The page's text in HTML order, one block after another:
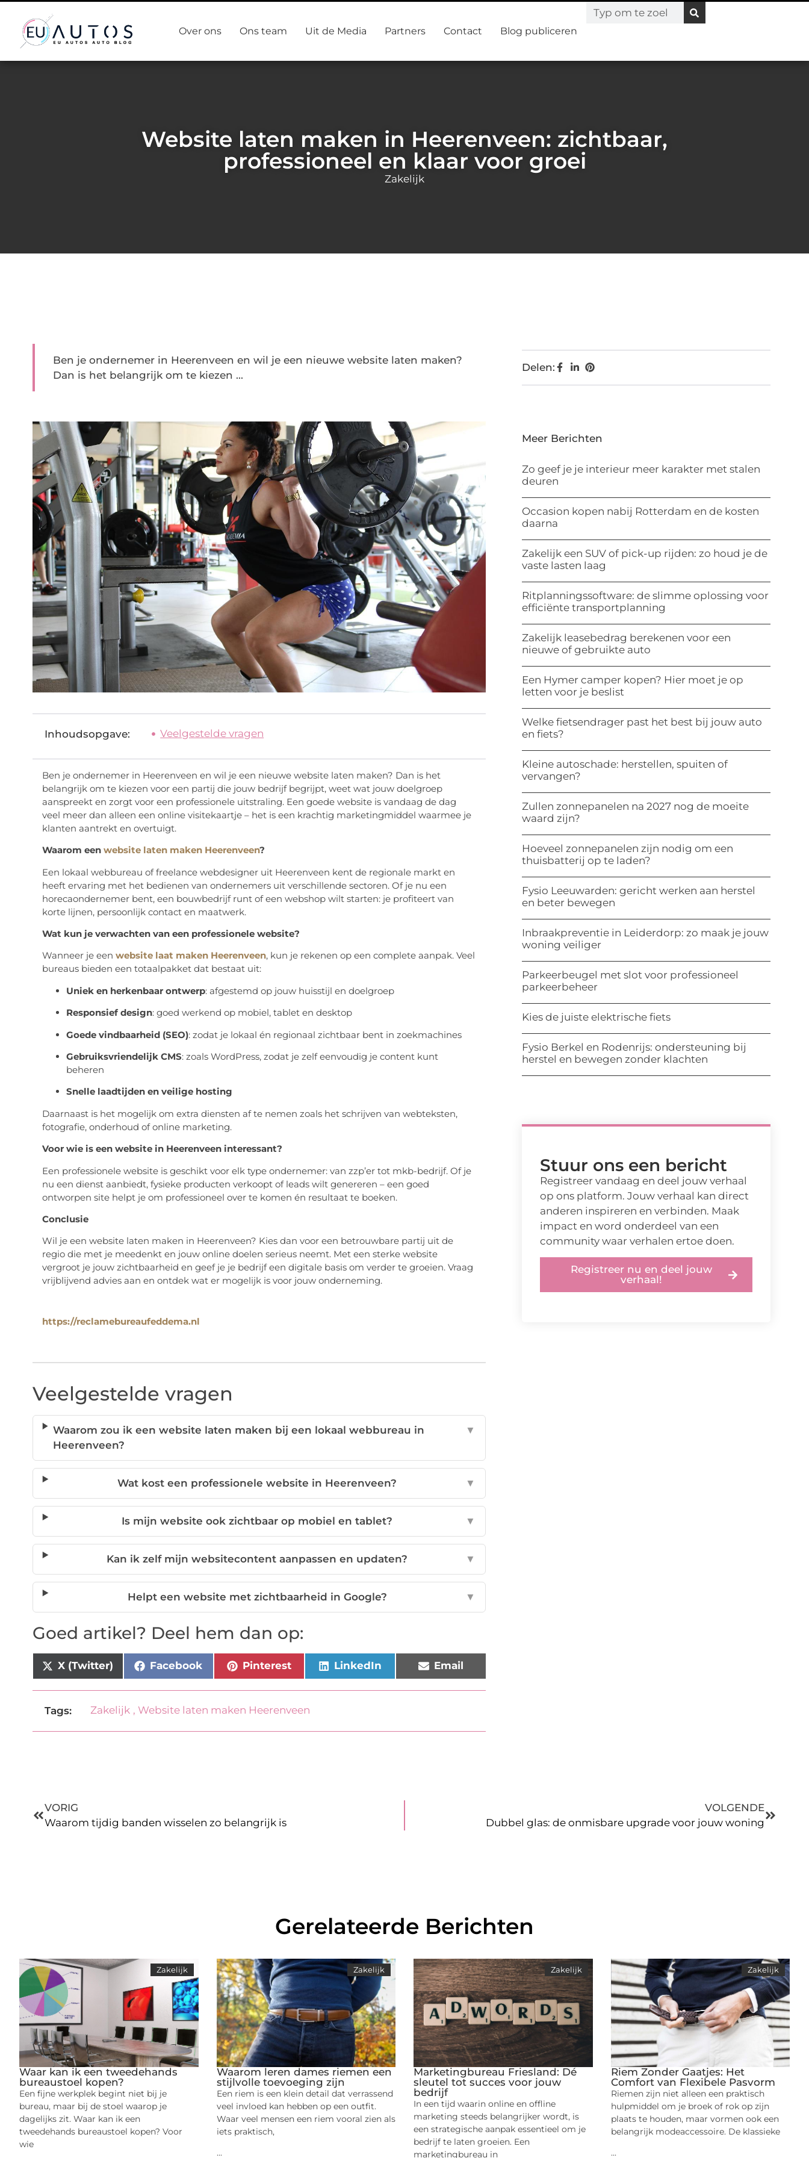
Over ons Ons team Uit de Media Partners Contact Blog publiceren
Website laten maken in Heerenveen: zichtbaar,
professioneel en klaar voor groei
Zakelijk
Ben je ondernemer in Heerenveen en wil je een nieuwe website laten maken?
Dan is het belangrijk om te kiezen ...
Inhoudsopgave: Veelgestelde vragen
Ben je ondernemer in Heerenveen en wil je een nieuwe website laten maken? Dan is het
belangrijk om te kiezen voor een partij die jouw bedrijf begrijpt, weet wat jouw doelgroep
aanspreekt en zorgt voor een professionele uitstraling. Een goede website is vandaag de dag
veel meer dan alleen een online visitekaartje – het is een krachtig marketingmiddel waarmee je
klanten aantrekt en overtuigt.
Waarom een website laten maken Heerenveen?
Een lokaal webbureau of freelance webdesigner uit Heerenveen kent de regionale markt en
heeft ervaring met het bedienen van ondernemers uit verschillende sectoren. Of je nu een
horecaondernemer bent, een bouwbedrijf runt of een webshop wilt starten: je profiteert van
korte lijnen, persoonlijk contact en maatwerk.
Wat kun je verwachten van een professionele website?
Wanneer je een website laat maken Heerenveen, kun je rekenen op een complete aanpak. Veel
bureaus bieden een totaalpakket dat bestaat uit:
Uniek en herkenbaar ontwerp: afgestemd op jouw huisstijl en doelgroep
Responsief design: goed werkend op mobiel, tablet en desktop
Goede vindbaarheid (SEO): zodat je lokaal én regionaal zichtbaar bent in zoekmachines
Gebruiksvriendelijk CMS: zoals WordPress, zodat je zelf eenvoudig je content kunt
beheren
Snelle laadtijden en veilige hosting
Daarnaast is het mogelijk om extra diensten af te nemen zoals het schrijven van webteksten,
fotografie, onderhoud of online marketing.
Voor wie is een website in Heerenveen interessant?
Een professionele website is geschikt voor elk type ondernemer: van zzp’er tot mkb-bedrijf. Of je
nu een dienst aanbiedt, fysieke producten verkoopt of leads wilt genereren – een goed
ontworpen site helpt je om professioneel over te komen én resultaat te boeken.
Conclusie
Wil je een website laten maken in Heerenveen? Kies dan voor een betrouwbare partij uit de
regio die met je meedenkt en jouw online doelen serieus neemt. Met een sterke website
vergroot je jouw zichtbaarheid en geef je je bedrijf een digitale basis om verder te groeien. Vraag
vrijblijvend advies aan en ontdek wat er mogelijk is voor jouw onderneming.
https://reclamebureaufeddema.nl
Veelgestelde vragen
Waarom zou ik een website laten maken bij een lokaal webbureau in
Heerenveen?
▼
Wat kost een professionele website in Heerenveen? ▼
Is mijn website ook zichtbaar op mobiel en tablet? ▼
Kan ik zelf mijn websitecontent aanpassen en updaten? ▼
Helpt een website met zichtbaarheid in Google? ▼
Goed artikel? Deel hem dan op:
X (Twitter) Facebook Pinterest LinkedIn Email
Tags: Zakelijk ,Website laten maken Heerenveen
Delen:
Meer Berichten
Zo geef je je interieur meer karakter met stalen
deuren
Occasion kopen nabij Rotterdam en de kosten
daarna
Zakelijk een SUV of pick-up rijden: zo houd je de
vaste lasten laag
Ritplanningssoftware: de slimme oplossing voor
efficiënte transportplanning
Zakelijk leasebedrag berekenen voor een
nieuwe of gebruikte auto
Een Hymer camper kopen? Hier moet je op
letten voor je beslist
Welke fietsendrager past het best bij jouw auto
en fiets?
Kleine autoschade: herstellen, spuiten of
vervangen?
Zullen zonnepanelen na 2027 nog de moeite
waard zijn?
Hoeveel zonnepanelen zijn nodig om een
thuisbatterij op te laden?
Fysio Leeuwarden: gericht werken aan herstel
en beter bewegen
Inbraakpreventie in Leiderdorp: zo maak je jouw
woning veiliger
Parkeerbeugel met slot voor professioneel
parkeerbeheer
Kies de juiste elektrische fiets
Fysio Berkel en Rodenrijs: ondersteuning bij
herstel en bewegen zonder klachten
Stuur ons een bericht
Registreer vandaag en deel jouw verhaal
op ons platform. Jouw verhaal kan direct
anderen inspireren en verbinden. Maak
impact en word onderdeel van een
community waar verhalen ertoe doen.
Registreer nu en deel jouw
verhaal!
VORIG
Waarom tijdig banden wisselen zo belangrijk is
VOLGENDE
Dubbel glas: de onmisbare upgrade voor jouw woning
Gerelateerde Berichten
Zakelijk
Waar kan ik een tweedehands
bureaustoel kopen?
Een fijne werkplek begint niet bij je
bureau, maar bij de stoel waarop je
dagelijks zit. Waar kan ik een
tweedehands bureaustoel kopen? Voor
wie
Zakelijk
Waarom leren dames riemen een
stijlvolle toevoeging zijn
Een riem is een klein detail dat verrassend
veel invloed kan hebben op een outfit.
Waar veel mensen een riem vooral zien als
iets praktisch,
...
Zakelijk
Marketingbureau Friesland: Dé
sleutel tot succes voor jouw
bedrijf
In een tijd waarin online en offline
marketing steeds belangrijker wordt, is
een strategische aanpak essentieel om je
bedrijf te laten groeien. Een
marketingbureau in
Zakelijk
Riem Zonder Gaatjes: Het
Comfort van Flexibele Pasvorm
Riemen zijn niet alleen een praktisch
hulpmiddel om je broek of rok op zijn
plaats te houden, maar vormen ook een
belangrijk modeaccessoire. De klassieke
...